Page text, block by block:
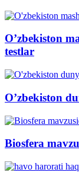
O’zbekiston
testlar
O’zbekiston
Biosfera